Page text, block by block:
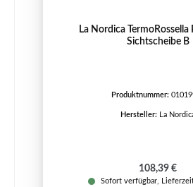
La Nordica TermoRossella
Sichtscheibe B
Produktnummer:
Hersteller: La
Regulärer
108,39 €
Sofort verfügbar,